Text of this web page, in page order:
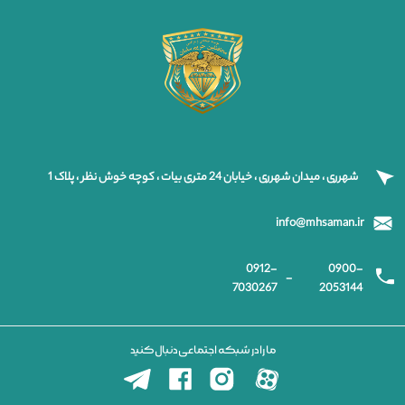
شهرری ، میدان شهرری ، خیابان 24 متری بیات ، کوچه خوش نظر ، پلاک 1
info@mhsaman.ir
0900-
2053144
-
0912-
7030267
ما را در شبکه اجتماعی دنبال کنید